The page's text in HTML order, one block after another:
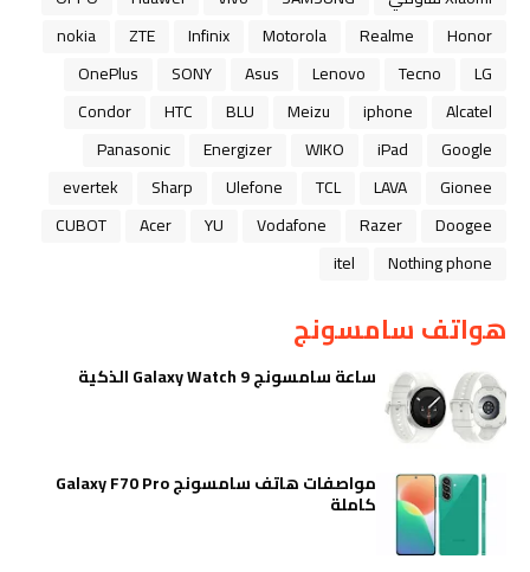
Honor
Realme
Motorola
Infinix
ZTE
nokia
LG
Tecno
Lenovo
Asus
SONY
OnePlus
Alcatel
iphone
Meizu
BLU
HTC
Condor
Google
iPad
WIKO
Energizer
Panasonic
Gionee
LAVA
TCL
Ulefone
Sharp
evertek
Doogee
Razer
Vodafone
YU
Acer
CUBOT
Nothing phone
itel
هواتف سامسونج
ساعة سامسونج Galaxy Watch 9 الذكية
مواصفات هاتف سامسونج Galaxy F70 Pro
كاملة